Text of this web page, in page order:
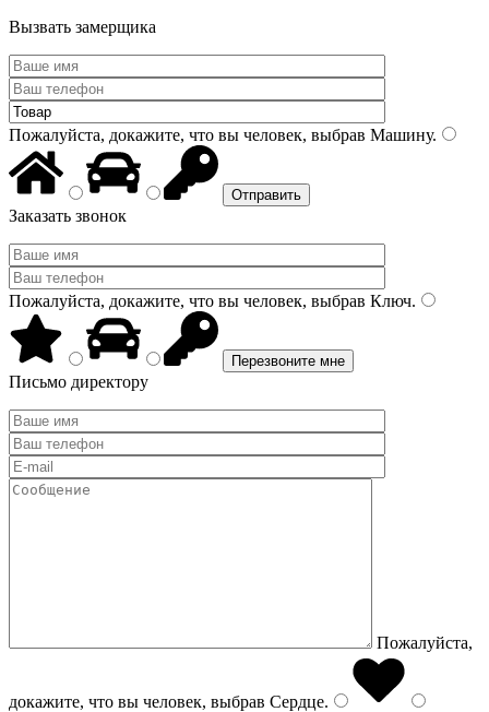
Вызвать замерщика
Пожалуйста, докажите, что вы человек, выбрав Машину.
Заказать звонок
Пожалуйста, докажите, что вы человек, выбрав Ключ.
Письмо директору
Пожалуйста,
докажите, что вы человек, выбрав Сердце.